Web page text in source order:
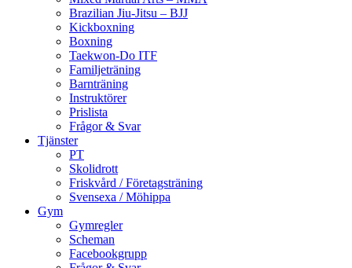
Brazilian Jiu-Jitsu – BJJ
Kickboxning
Boxning
Taekwon-Do ITF
Familjeträning
Barnträning
Instruktörer
Prislista
Frågor & Svar
Tjänster
PT
Skolidrott
Friskvård / Företagsträning
Svensexa / Möhippa
Gym
Gymregler
Scheman
Facebookgrupp